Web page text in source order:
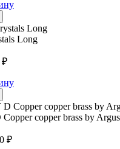
Long
₽
copper brass by
₽